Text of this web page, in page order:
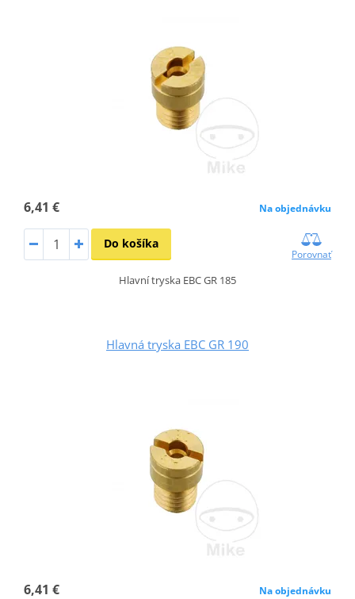
6,41 € Na objednávku
Do košíka
Porovnať
Hlavní tryska EBC GR 185
Hlavná tryska EBC GR 190
6,41 € Na objednávku